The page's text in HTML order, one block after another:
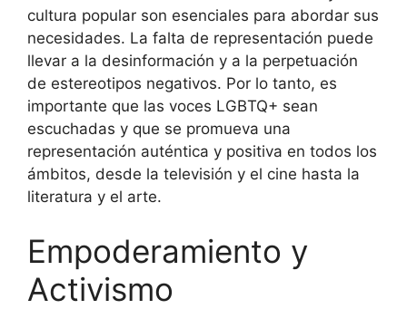
cultura popular son esenciales para abordar sus
necesidades. La falta de representación puede
llevar a la desinformación y a la perpetuación
de estereotipos negativos. Por lo tanto, es
importante que las voces LGBTQ+ sean
escuchadas y que se promueva una
representación auténtica y positiva en todos los
ámbitos, desde la televisión y el cine hasta la
literatura y el arte.
Empoderamiento y
Activismo